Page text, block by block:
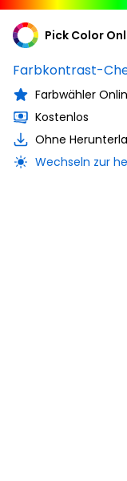
Pick Color
Farbkontrast-
Farbwähler
Kostenlos
Ohne
Wechseln zur